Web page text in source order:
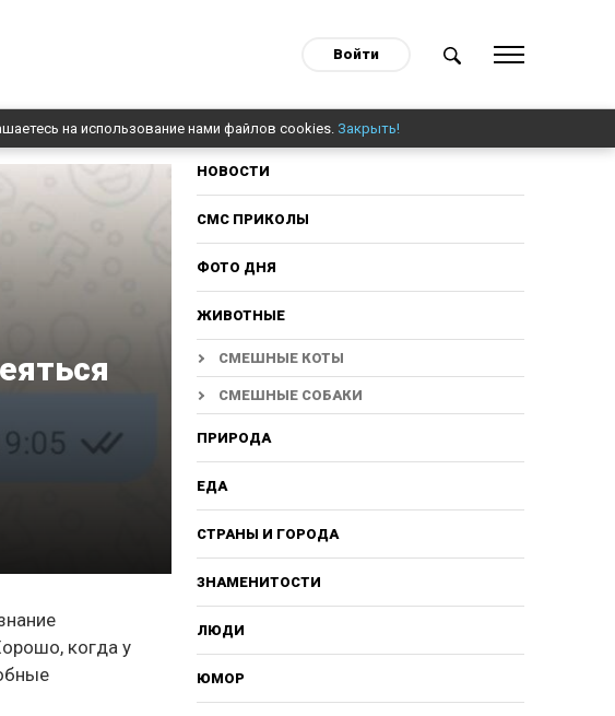
Войти
на использование нами файлов cookies. Закрыть!
когда у
НОВОСТИ
СМС ПРИКОЛЫ
ФОТО ДНЯ
ЖИВОТНЫЕ
СМЕШНЫЕ КОТЫ
СМЕШНЫЕ СОБАКИ
ПРИРОДА
ЕДА
СТРАНЫ И ГОРОДА
ЗНАМЕНИТОСТИ
ЛЮДИ
ЮМОР